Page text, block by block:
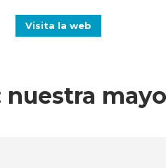
Visita la web